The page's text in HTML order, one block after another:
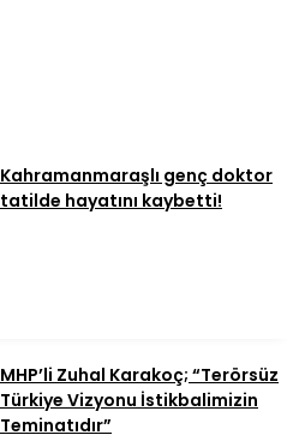
Kahramanmaraşlı genç doktor
tatilde hayatını kaybetti!
MHP’li Zuhal Karakoç; “Terörsüz
Türkiye Vizyonu İstikbalimizin
Teminatıdır”